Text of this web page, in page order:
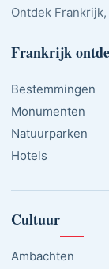
Ontdek
Frankrijk
Bestemmingen
Monumenten
Natuurparken
Hotels
Cultuur
Ambachten